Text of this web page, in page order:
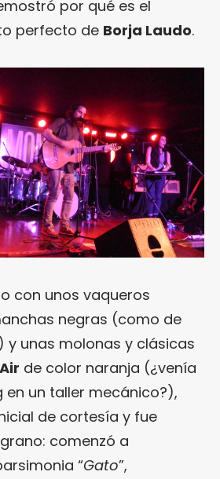
por qué es el
perfecto de Borja Laudo.
con unos vaqueros
negras (como de
y unas molonas y clásicas
de color naranja (¿venía
en un taller mecánico?),
de cortesía y fue
comenzó a
“Gato”,